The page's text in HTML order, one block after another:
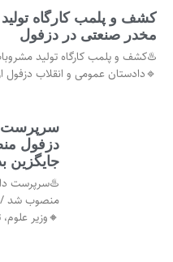
کشف و پلمب کارگاه
مخدر صنعتی در دزفول
♨️کشف و پلمب کارگاه تولید
🔹دادستان عمومی و انقلاب دزفول
سرپرست
دزفول
جایگزین
♨️سرپرست
منصوب شد /
🔸وزیر